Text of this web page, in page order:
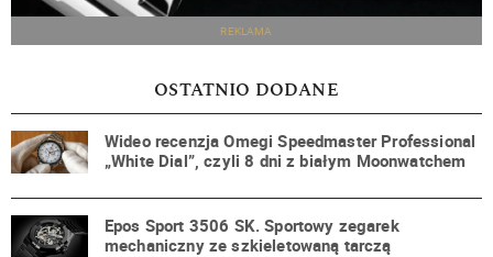
REKLAMA
OSTATNIO DODANE
Wideo recenzja Omegi Speedmaster Professional
„White Dial”, czyli 8 dni z białym Moonwatchem
Epos Sport 3506 SK. Sportowy zegarek
mechaniczny ze szkieletowaną tarczą